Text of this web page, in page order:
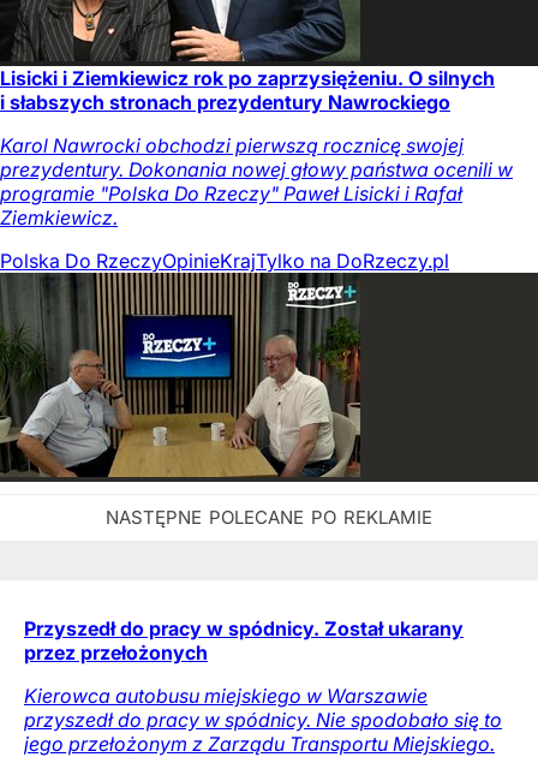
Lisicki i Ziemkiewicz rok po zaprzysiężeniu. O silnych
i słabszych stronach prezydentury Nawrockiego
Karol Nawrocki obchodzi pierwszą rocznicę swojej
prezydentury. Dokonania nowej głowy państwa ocenili w
programie "Polska Do Rzeczy" Paweł Lisicki i Rafał
Ziemkiewicz.
Polska Do RzeczyOpinieKrajTylko na DoRzeczy.pl
Przyszedł do pracy w spódnicy. Został ukarany
przez przełożonych
Kierowca autobusu miejskiego w Warszawie
przyszedł do pracy w spódnicy. Nie spodobało się to
jego przełożonym z Zarządu Transportu Miejskiego.